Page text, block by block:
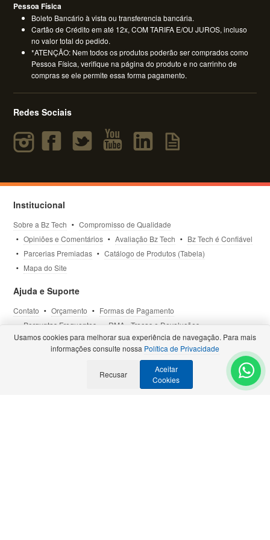
Pessoa Física
Boleto Bancário à vista ou transferencia bancária.
Cartão de Crédito em até 12x, COM TARIFA E/OU JUROS, incluso
no valor total do pedido.
*ATENÇÃO: Nem todos os produtos poderão ser comprados como
Pessoa Física, verifique na página do produto e no carrinho de
compras se ele permite essa forma pagamento.
Redes Sociais
Institucional
Sobre a Bz Tech
Compromisso de Qualidade
Opiniões e Comentários
Avaliação Bz Tech
Bz Tech é Confiável
Parcerias Premiadas
Catálogo de Produtos (Tabela)
Mapa do Site
Ajuda e Suporte
Contato Orçamento
Formas de Pagamento
Perguntas Frequentes
RMA - Trocas e Devoluções
Política de Privacidade
Termos de Uso Site Seguro
Selos e Certificações- Veja todas as Parcerias Premiadas
Usamos cookies para melhorar sua experiência de navegação. Para mais
informações consulte nossa Política de Privacidade
Recusar
Aceitar
Cookies